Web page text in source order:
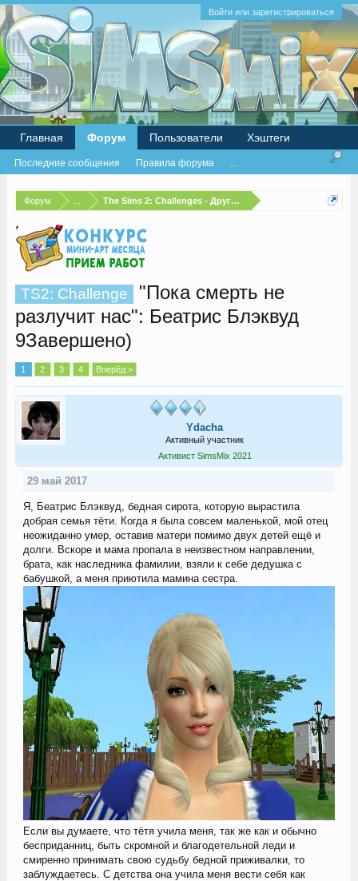
Войти или зарегистрироваться
Форум The Sims 2: Challenges - Другие испытания
TS2: Challenge
"Пока смерть не
разлучит нас": Беатрис Блэквуд
9Завершено)
1 2 3 4 Вперёд >
Ydacha
Активный участник
Активист SimsMix 2021
29 май 2017
Я, Беатрис Блэквуд, бедная сирота, которую вырастила
добрая семья тёти. Когда я была совсем маленькой, мой отец
неожиданно умер, оставив матери помимо двух детей ещё и
долги. Вскоре и мама пропала в неизвестном направлении,
брата, как наследника фамилии, взяли к себе дедушка с
бабушкой, а меня приютила мамина сестра.
Если вы думаете, что тётя учила меня, так же как и обычно
бесприданниц, быть скромной и благодетельной леди и
смиренно принимать свою судьбу бедной приживалки, то
заблуждаетесь. С детства она учила меня вести себя как
Главная Форум
Последние сообщения Правила форума ...
Пользователи Хэштеги